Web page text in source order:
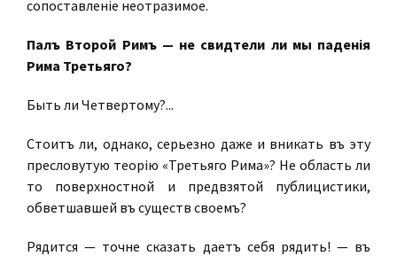
сопоставленіе неотразимое.
Палъ Второй Римъ — не свидѣтели ли мы паденія
Рима Третьяго?
Быть ли Четвертому?...
Стоитъ ли, однако, серьезно даже и вникать въ эту
пресловутую теорію «Третьяго Рима»? Не область ли
то поверхностной и предвзятой публицистики,
обветшавшей въ существѣ своемъ?
Рядится — точнѣе сказать даетъ себя рядить! — въ